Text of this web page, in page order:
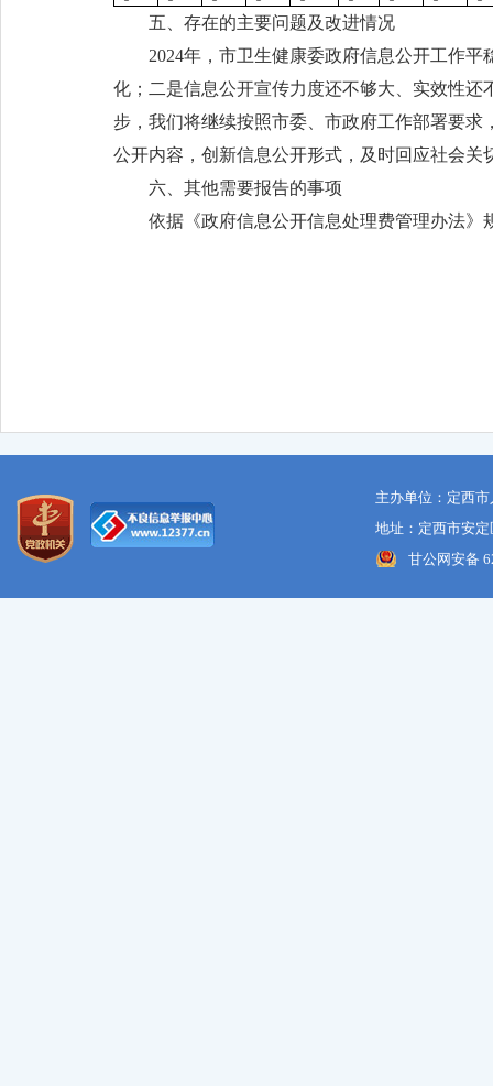
五、存在的主要问题及改进情况
2024年，市卫生健康委政府信息公开工作
化；二是信息公开宣传力度还不够大、实效性
步，我们将继续按照市委、市政府工作部署要
公开内容，创新信息公开形式，及时回应社会
六、其他需要报告的事项
依据《政府信息公开信息处理费管理办法
主办单位：定西
地址：定西市安
甘公网安备